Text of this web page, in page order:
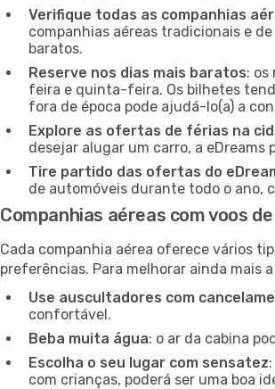
Verifique todas as companhias
companhias aéreas tradicionais e
baratos.
Reserve nos dias mais baratos: os
feira e quinta-feira. Os bilhetes
fora de época pode ajudá-lo(a) a
Explore as ofertas de férias na
desejar alugar um carro, a
Tire partido das ofertas do
de automóveis durante todo o ano,
Companhias aéreas com voos
Cada companhia aérea oferece vários
preferências. Para melhorar ainda mais
Use auscultadores com
confortável.
Beba muita água: o ar da cabina
Escolha o seu lugar com sensatez
com crianças, poderá ser uma boa